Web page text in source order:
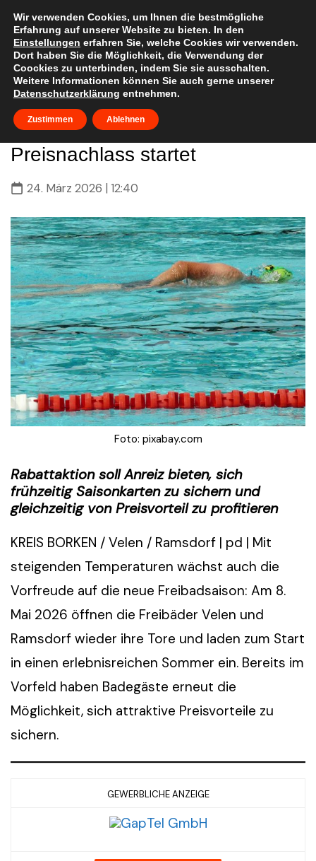
content
Start in die Freibadsaison –
Aktion für Tickets mit
Preisnachlass startet
24. März 2026 | 12:40
Foto: pixabay.com
Rabattaktion soll Anreiz bieten, sich
frühzeitig Saisonkarten zu sichern und
gleichzeitig von Preisvorteil zu profitieren
KREIS BORKEN / Velen / Ramsdorf | pd | Mit
steigenden Temperaturen wächst auch die
Vorfreude auf die neue Freibadsaison: Am 8.
Mai 2026 öffnen die Freibäder Velen und
Ramsdorf wieder ihre Tore und laden zum Start
in einen erlebnisreichen Sommer ein. Bereits im
Vorfeld haben Badegäste erneut die
Möglichkeit, sich attraktive Preisvorteile zu
sichern.
GEWERBLICHE ANZEIGE
Wir verwenden Cookies, um Ihnen die bestmögliche
Erfahrung auf unserer Website zu bieten. In den
Einstellungen erfahren Sie, welche Cookies wir verwenden.
Dort haben Sie die Möglichkeit, die Verwendung der
Coockies zu unterbinden, indem Sie sie ausschalten.
Weitere Informationen können Sie auch gerne unserer
Datenschutzerklärung entnehmen.
Zustimmen Ablehnen